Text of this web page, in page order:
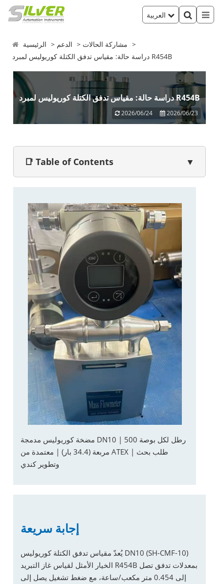
الرئيسية الدعم
مشاركة الحالات
دراسة حالة: مقياس تدفق الكتلة كوريوليس لمبرد R454B
دراسة حالة: مقياس تدفق الكتلة كوريوليس لمبرد R454B
2026/06/24 2026/06/23
📑 Table of Contents ▼
مضخة كوريوليس مدمجة DN10 | 500 رطل لكل بوصة
مربعة (34.4 بار) | معتمدة من ATEX | طلب بحث
وتطوير كندي
إجابة سريعة
يُعدّ مقياس تدفق الكتلة كوريوليس DN10 (SH-CMF-10)
الخيار الأمثل لقياس غاز التبريد R454B بمعدلات تدفق تصل
إلى 0.454 متر مكعب/ساعة، مع ضغط تشغيل يصل إلى